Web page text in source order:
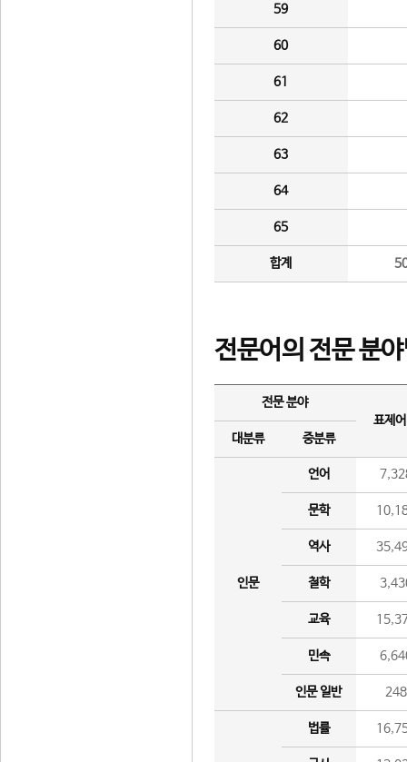
59
60
61
62
63
64
65
합계
전문어의 전문 분
전문 분야
표제
대분류
중분류
인문
언어
문학
역사
철학
교육
민속
인문 일반 248
법률